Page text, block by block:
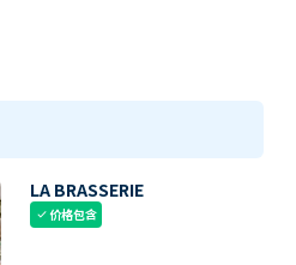
LA BRASSERIE
check价格包含